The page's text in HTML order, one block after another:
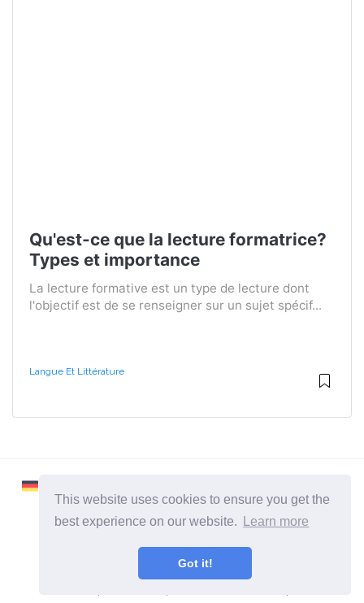
This website uses cookies to ensure you get the
best experience on our website.
Learn more
Got it!
Qu'est-ce que la lecture formatrice?
Types et importance
La lecture formative est un type de lecture dont
l'objectif est de se renseigner sur un sujet spécif...
Langue Et Littérature
2026 ©Learnaboutworld
Toutes catégories